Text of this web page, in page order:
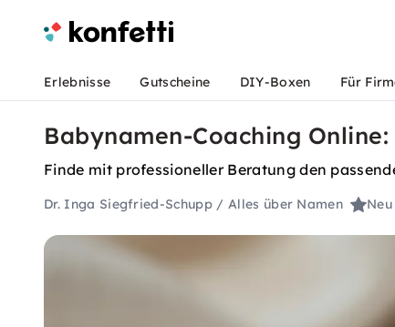
Erlebnisse Gutscheine DIY-Boxen Für
Babynamen-Coaching
Finde mit professioneller Beratung den
Dr. Inga Siegfried-Schupp / Alles über Namen Neu